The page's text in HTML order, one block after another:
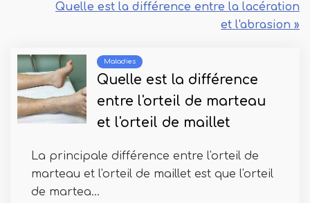
Quelle est la différence entre la lacération
et l'abrasion »
Maladies
Quelle est la différence
entre l'orteil de marteau
et l'orteil de maillet
La principale différence entre l'orteil de
marteau et l'orteil de maillet est que l'orteil
de martea...